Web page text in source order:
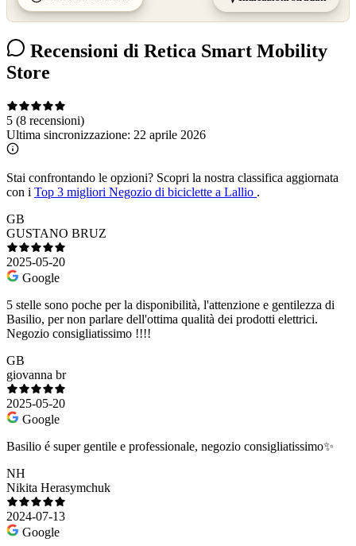
Recensioni di Retica Smart Mobility
Store
5 (8 recensioni)
Ultima sincronizzazione: 22 aprile 2026
Stai confrontando le opzioni? Scopri la nostra classifica aggiornata
con i Top 3 migliori Negozio di biciclette a Lallio .
GB
GUSTANO BRUZ
2025-05-20
Google
5 stelle sono poche per la disponibilità, l'attenzione e gentilezza di
Basilio, per non parlare dell'ottima qualità dei prodotti elettrici.
Negozio consigliatissimo !!!!
GB
giovanna br
2025-05-20
Google
Basilio é super gentile e professionale, negozio consigliatissimo✨
NH
Nikita Herasymchuk
2024-07-13
Google